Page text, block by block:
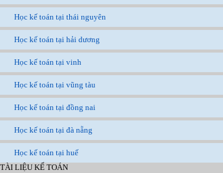
Học kế toán tại thái nguyên
Học kế toán tại hải dương
Học kế toán tại vinh
Học kế toán tại vũng tàu
Học kế toán tại đồng nai
Học kế toán tại đà nẵng
Học kế toán tại huế
TÀI LIỆU KẾ TOÁN